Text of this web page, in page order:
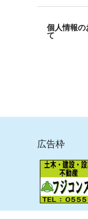
個人情報の
て
広告枠